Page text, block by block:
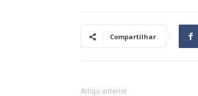
Compartilhar
Artigo anterior